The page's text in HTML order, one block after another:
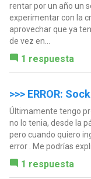
rentar por un año un
experimentar con la
aprovechar que ya
de vez en...
1 respuesta
>>> ERROR:
Últimamente tengo
no lo tenia, desde la
pero cuando quiero
error . Me podrías
1 respuesta